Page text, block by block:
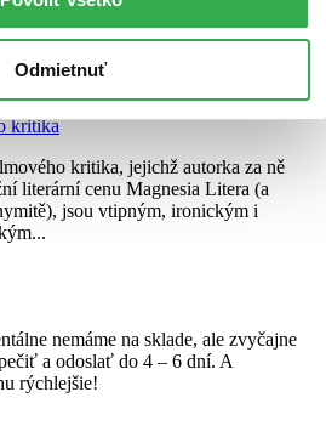
Odmietnuť
kritika
kritika, jejichž autorka za ně
literární cenu Magnesia Litera (a
jsou vtipným, ironickým i
nemáme na sklade, ale zvyčajne
a odoslať do 4 – 6 dní. A
rýchlejšie!